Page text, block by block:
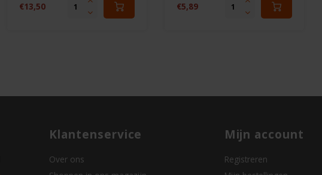
€13,50 €5,89
Klantenservice
Over ons
Mijn account
Registreren